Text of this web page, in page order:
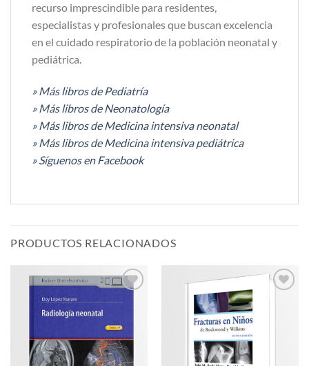
recurso imprescindible para residentes,
especialistas y profesionales que buscan excelencia
en el cuidado respiratorio de la población neonatal y
pediátrica.
» Más libros de Pediatría
» Más libros de Neonatología
» Más libros de Medicina intensiva neonatal
» Más libros de Medicina intensiva pediátrica
» Síguenos en Facebook
PRODUCTOS RELACIONADOS
deseos